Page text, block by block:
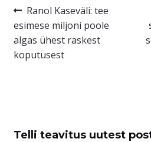
Navigeerimine
Eelmine
postitus:
Ranol Kaseväli: tee
esimese miljoni poole
algas ühest raskest
koputusest
Telli teavitus uutest